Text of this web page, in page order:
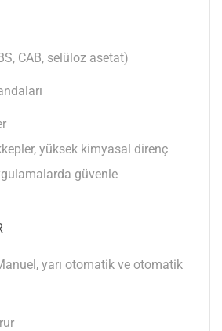
CAB, selüloz asetat)
yüksek kimyasal direnç
güvenle
yarı otomatik ve otomatik